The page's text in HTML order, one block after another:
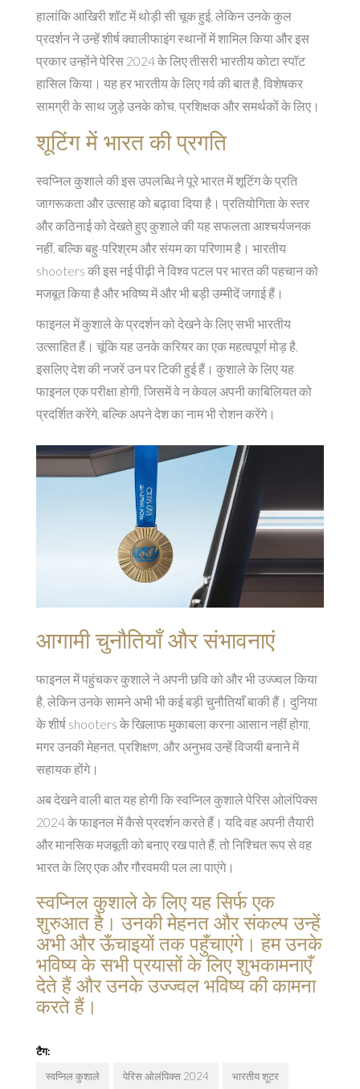
हालांकि आखिरी शॉट में थोड़ी सी चूक हुई, लेकिन उनके कुल
प्रदर्शन ने उन्हें शीर्ष क्वालीफाइंग स्थानों में शामिल किया और इस
प्रकार उन्होंने पेरिस 2024 के लिए तीसरी भारतीय कोटा स्पॉट
हासिल किया। यह हर भारतीय के लिए गर्व की बात है, विशेषकर
सामग्री के साथ जुड़े उनके कोच, प्रशिक्षक और समर्थकों के लिए।
शूटिंग में भारत की प्रगति
स्वप्निल कुशाले की इस उपलब्धि ने पूरे भारत में शूटिंग के प्रति
जागरूकता और उत्साह को बढ़ावा दिया है। प्रतियोगिता के स्तर
और कठिनाई को देखते हुए कुशाले की यह सफलता आश्चर्यजनक
नहीं, बल्कि बहु-परिश्रम और संयम का परिणाम है। भारतीय
shooters की इस नई पीढ़ी ने विश्व पटल पर भारत की पहचान को
मजबूत किया है और भविष्य में और भी बड़ी उम्मीदें जगाई हैं।
फाइनल में कुशाले के प्रदर्शन को देखने के लिए सभी भारतीय
उत्साहित हैं। चूंकि यह उनके करियर का एक महत्वपूर्ण मोड़ है,
इसलिए देश की नजरें उन पर टिकी हुई हैं। कुशाले के लिए यह
फाइनल एक परीक्षा होगी, जिसमें वे न केवल अपनी काबिलियत को
प्रदर्शित करेंगे, बल्कि अपने देश का नाम भी रोशन करेंगे।
आगामी चुनौतियाँ और संभावनाएं
फाइनल में पहुंचकर कुशाले ने अपनी छवि को और भी उज्ज्वल किया
है, लेकिन उनके सामने अभी भी कई बड़ी चुनौतियाँ बाकी हैं। दुनिया
के शीर्ष shooters के खिलाफ मुकाबला करना आसान नहीं होगा,
मगर उनकी मेहनत, प्रशिक्षण, और अनुभव उन्हें विजयी बनाने में
सहायक होंगे।
अब देखने वाली बात यह होगी कि स्वप्निल कुशाले पेरिस ओलंपिक्स
2024 के फाइनल में कैसे प्रदर्शन करते हैं। यदि वह अपनी तैयारी
और मानसिक मजबूती को बनाए रख पाते हैं, तो निश्चित रूप से वह
भारत के लिए एक और गौरवमयी पल ला पाएंगे।
स्वप्निल कुशाले के लिए यह सिर्फ एक
शुरुआत है। उनकी मेहनत और संकल्प उन्हें
अभी और ऊँचाइयों तक पहुँचाएंगे। हम उनके
भविष्य के सभी प्रयासों के लिए शुभकामनाएँ
देते हैं और उनके उज्ज्वल भविष्य की कामना
करते हैं।
टैग:
स्वप्निल कुशाले
पेरिस ओलंपिक्स 2024 भारतीय शूटर